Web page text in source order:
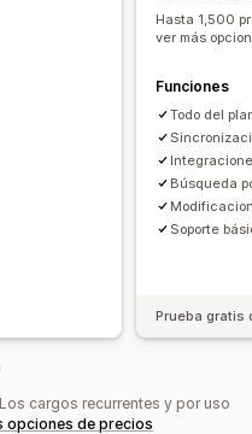
CSS personalizado
resultados de búsqueda
Hasta 1,500
ver más
Funciones
Todo del
Búsqueda
Soporte
Prueba gratis
cargos recurrentes y por uso
opciones de precios